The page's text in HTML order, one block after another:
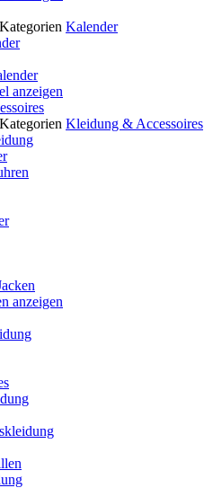
Kalender
anzeigen
Kleidung & Accessoires
anzeigen